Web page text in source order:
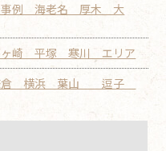
事例 海老名 厚木 大
ヶ崎 平塚 寒川 エリア
鎌倉 横浜 葉山 逗子